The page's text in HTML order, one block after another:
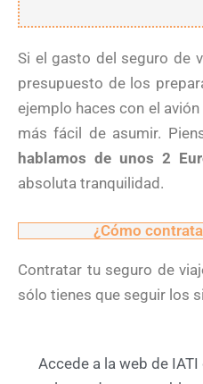
Si el gasto del seguro de
presupuesto de los
ejemplo haces con el
más fácil de asumir.
hablamos de unos 2
absoluta tranquilidad.
¿Cómo
Contratar tu seguro de
sólo tienes que seguir los
Accede a la web de